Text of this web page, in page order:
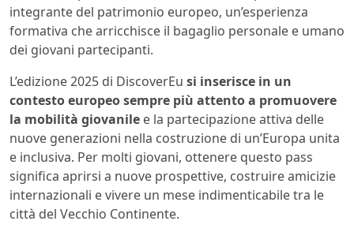
integrante del patrimonio europeo, un’esperienza
formativa che arricchisce il bagaglio personale e umano
dei giovani partecipanti.
L’edizione 2025 di DiscoverEu si inserisce in un
contesto europeo sempre più attento a promuovere
la mobilità giovanile e la partecipazione attiva delle
nuove generazioni nella costruzione di un’Europa unita
e inclusiva. Per molti giovani, ottenere questo pass
significa aprirsi a nuove prospettive, costruire amicizie
internazionali e vivere un mese indimenticabile tra le
città del Vecchio Continente.